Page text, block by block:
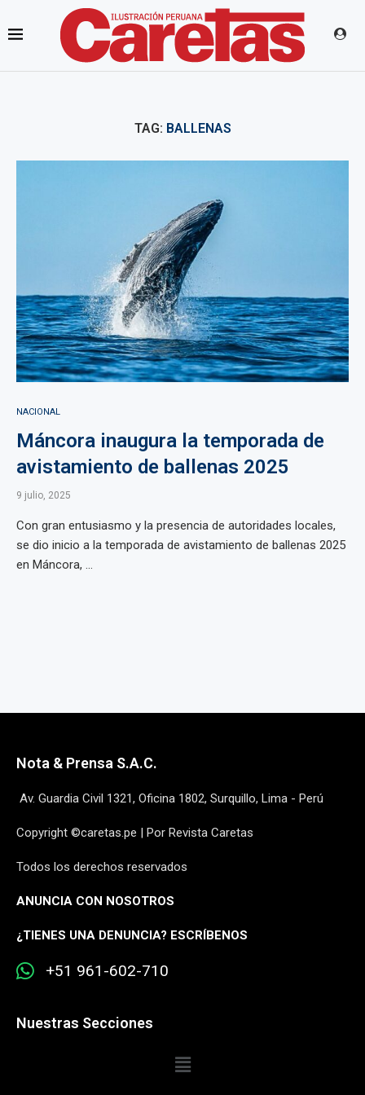
TAG: BALLENAS
NACIONAL
Máncora inaugura la temporada de
avistamiento de ballenas 2025
9 julio, 2025
Con gran entusiasmo y la presencia de autoridades locales,
se dio inicio a la temporada de avistamiento de ballenas 2025
en Máncora, ...
Nota & Prensa S.A.C.
Av. Guardia Civil 1321, Oficina 1802, Surquillo, Lima - Perú
Copyright ©caretas.pe | Por Revista Caretas
Todos los derechos reservados
ANUNCIA CON NOSOTROS
¿TIENES UNA DENUNCIA? ESCRÍBENOS
+51 961-602-710
Nuestras Secciones